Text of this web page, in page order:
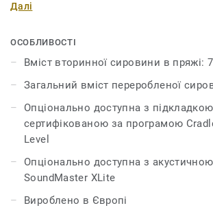
фактурної килимової плитки дозволяє
безтурботні схеми покриття для
широкому спектру нових приглушених
доповнюють існуючі нейтральні та
оновлена палітра DESSO Desert
комбінацій для творчого
DESSO Desert стандартно
підкладки EcoBase, що підлягає
робить цю колекцію сертифікованою
Cradle to Cradle® Silver, повністю
Далі
ОСОБЛИВОСТІ
Вміст вторинної сировини в пряжі:
Загальний вміст переробленої
Опціонально доступна з
сертифікованою за програмою
Level
Опціонально доступна з
SoundMaster XLite
Вироблено в Європі